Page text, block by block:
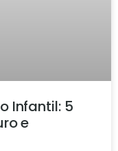
Infantil: 5
e